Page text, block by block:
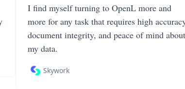
I find myself turning to OpenL more and
more for any task that requires high
document integrity, and peace of mind about
my data.
Skywork